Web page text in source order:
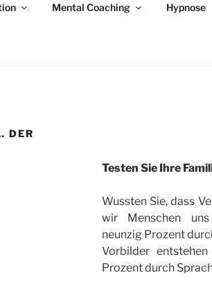
Mental Coaching Hypnose
DER
Testen Sie Ihre
Wussten Sie, dass
wir Menschen
neunzig Prozent
Vorbilder
Prozent durch